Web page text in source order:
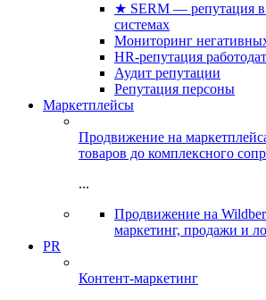
★ SERM — репутация
системах
Мониторинг
HR-репутация
Аудит репутации
Репутация персоны
Маркетплейсы
Продвижение на
товаров до комплексного
...
Продвижение на
маркетинг, продажи и
PR
Контент-маркетинг